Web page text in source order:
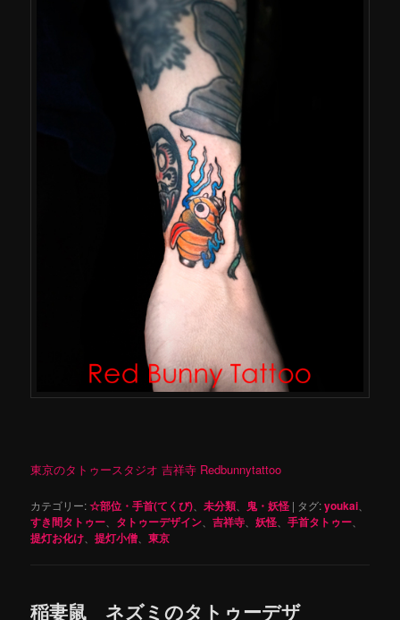
東京のタトゥースタジオ 吉祥寺 Redbunnytattoo
カテゴリー:☆部位・手首(てくび) 、未分類 鬼・妖怪 | タグ:youkai
すき間タトゥー タトゥーデザイン 、吉祥寺 、妖怪 、手首タトゥー
提灯お化け 、提灯小僧 、東京
稲妻鼠 ネズミのタトゥーデザ